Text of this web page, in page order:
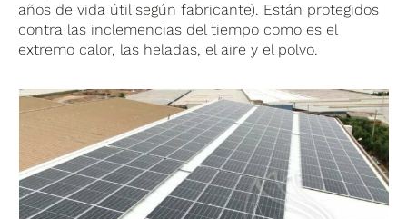
años de vida útil según fabricante). Están protegidos
contra las inclemencias del tiempo como es el
extremo calor, las heladas, el aire y el polvo.